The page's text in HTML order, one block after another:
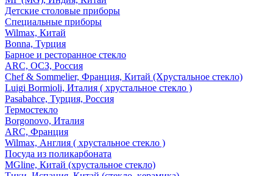
Детские столовые приборы
Специальные приборы
Wilmax, Китай
Bonna, Турция
Барное и ресторанное стекло
ARC, ОСЗ, Россия
Chef & Sommelier, Франция, Китай (Хрустальное стекло)
Luigi Bormioli, Италия ( хрустальное стекло )
Pasabahce, Турция, Россия
Термостекло
Borgonovo, Италия
ARC, Франция
Wilmax, Англия ( хрустальное стекло )
Посуда из поликарбоната
MGline, Китай (хрустальное стекло)